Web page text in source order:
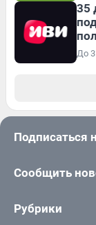
35
До
Подписаться
Сообщить
Рубрики